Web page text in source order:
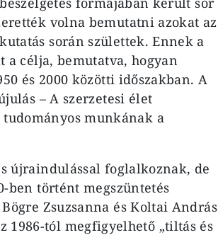
volna bemutatni azokat az
során születtek. Ennek a
a célja, bemutatva, hogyan
és 2000 közötti időszakban. A
– A szerzetesi élet
tudományos munkának a
újraindulással foglalkoznak, de
ben történt megszüntetés
Zsuzsanna és Koltai András
tól megfigyelhető „tiltás és